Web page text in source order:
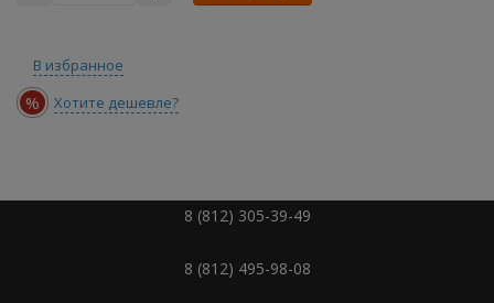
В избранное
% Хотите дешевле?
8 (812) 305-39-49
8 (812) 495-98-08